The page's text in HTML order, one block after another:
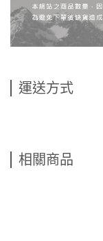
運送方式
相關商品